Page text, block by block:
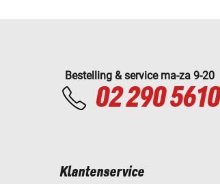
Bestelling & service ma-za 9-20
02 290 5610
Klantenservice